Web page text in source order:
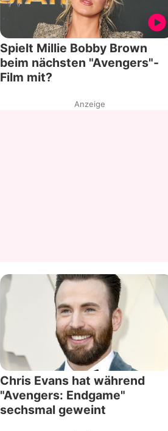
Spielt Millie Bobby Brown
beim nächsten "Avengers"-
Film mit?
Anzeige
Chris Evans hat während
"Avengers: Endgame"
sechsmal geweint